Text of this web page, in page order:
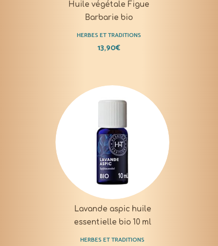
Huile végétale Figue
Barbarie bio
HERBES ET TRADITIONS
13,90€
Lavande aspic huile
essentielle bio 10 ml
HERBES ET TRADITIONS